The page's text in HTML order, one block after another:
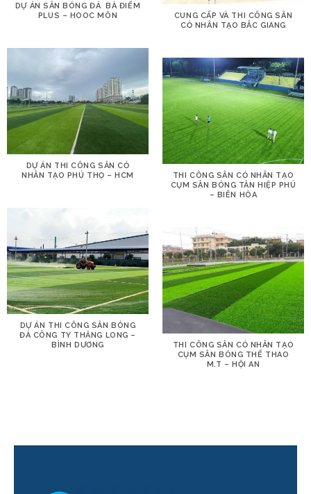
DỰ ÁN SÂN BÓNG ĐÁ BÀ ĐIỂM
PLUS – HOOC MÔN
CUNG CẤP VÀ THI CÔNG SÂN
CỎ NHÂN TẠO BẮC GIANG
DỰ ÁN THI CÔNG SÂN CỎ
NHÂN TẠO PHÚ THỌ – HCM
THI CÔNG SÂN CỎ NHÂN TẠO
CỤM SÂN BÓNG TÂN HIỆP PHÚ
– BIÊN HÒA
DỰ ÁN THI CÔNG SÂN BÓNG
ĐÁ CÔNG TY THĂNG LONG –
BÌNH DƯƠNG
THI CÔNG SÂN CỎ NHÂN TẠO
CỤM SÂN BÓNG THỂ THAO
M.T – HỘI AN